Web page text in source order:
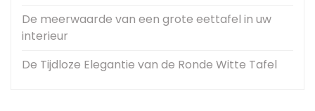
De meerwaarde van een grote eettafel in uw
interieur
De Tijdloze Elegantie van de Ronde Witte Tafel